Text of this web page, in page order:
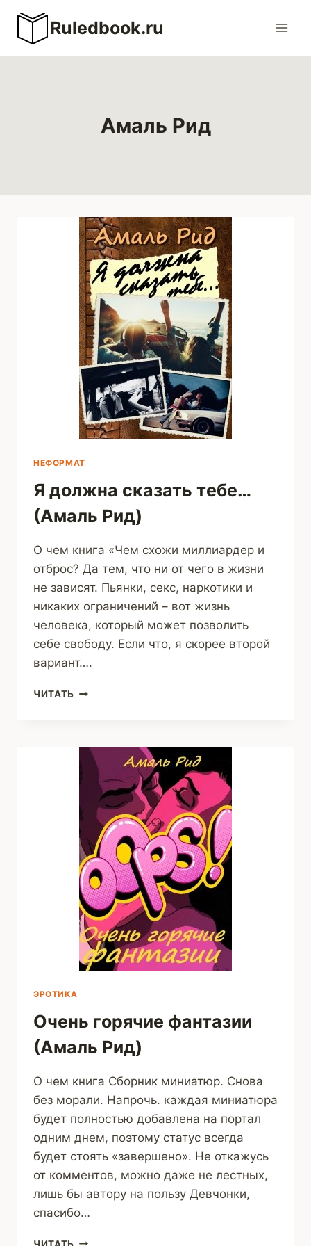
Перейти
содержимому
Ruledbook.ru
Амаль Рид
НЕФОРМАТ
Я должна сказать тебе…
(Амаль Рид)
О чем книга «Чем схожи миллиардер и
отброс? Да тем, что ни от чего в жизни
не зависят. Пьянки, секс, наркотики и
никаких ограничений – вот жизнь
человека, который может позволить
себе свободу. Если что, я скорее второй
вариант….
ЧИТАТЬ Я
(АМАЛЬ
РИД)
ЭРОТИКА
Очень горячие фантазии
(Амаль Рид)
О чем книга Сборник миниатюр. Снова
без морали. Напрочь. каждая миниатюра
будет полностью добавлена на портал
одним днем, поэтому статус всегда
будет стоять «завершено». Не откажусь
от комментов, можно даже не лестных,
лишь бы автору на пользу Девчонки,
спасибо…
ЧИТАТЬ ОЧЕНЬ